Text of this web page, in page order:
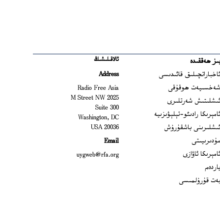
ھەققىدە
ئاخباراتچىلىق قائىدىسى
شەخسىيەت ھوقۇقى
ئىشلىتىش شەرتلىرى
ئامېرىكا رادىئو-تېلېۋىزىيە
ئىشلىرىنى باشقۇرۇش
مۇدىرىيىتى
ئامېرىكا ئاۋازى
ياردەم
بەت قۇرۇلمىسى
ئالاقىلىشىڭ
Address
Radio Free Asia
2025 M Street NW
Suite 300
Washington, DC
20036 USA
Email
uygweb@rfa.org